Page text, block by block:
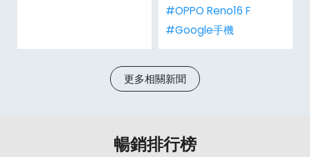
#OPPO Reno16 F
#Google手機
更多相關新聞
暢銷排行榜